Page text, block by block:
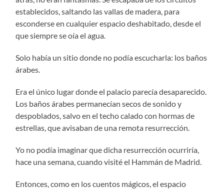
establecidos, saltando las vallas de madera, para
esconderse en cualquier espacio deshabitado, desde el
que siempre se oía el agua.
Solo había un sitio donde no podía escucharla: los baños
árabes.
Era el único lugar donde el palacio parecía desaparecido.
Los baños árabes permanecían secos de sonido y
despoblados, salvo en el techo calado con hormas de
estrellas, que avisaban de una remota resurrección.
Yo no podía imaginar que dicha resurrección ocurriría,
hace una semana, cuando visité el Hammán de Madrid.
Entonces, como en los cuentos mágicos, el espacio